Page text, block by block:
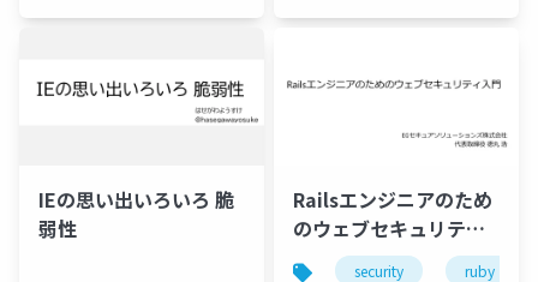
IEの思い出いろいろ 脆
弱性
Railsエンジニアのため
のウェブセキュリティ
入門
security ruby